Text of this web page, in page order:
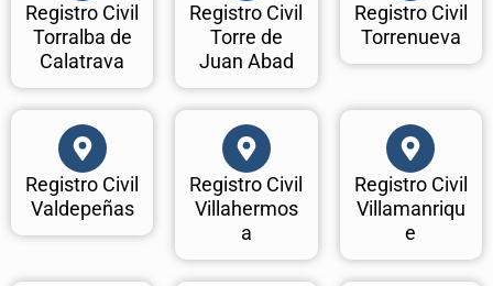
Registro Civil
Torralba de
Calatrava
Registro Civil
Torre de
Juan Abad
Registro Civil
Torrenueva
Registro Civil
Valdepeñas
Registro Civil
Villahermos
a
Registro Civil
Villamanriqu
e